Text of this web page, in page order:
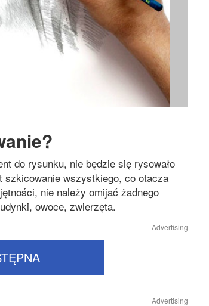
do rysunku, nie będzie się rysowało
szkicowanie wszystkiego, co otacza
nie należy omijać żadnego
owoce, zwierzęta.
Advertising
Advertising